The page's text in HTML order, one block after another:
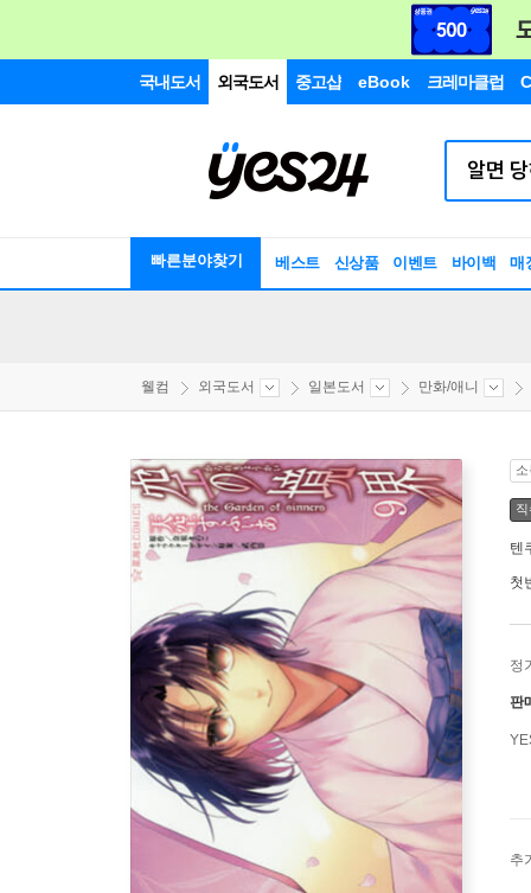
국내도서 외국도서 중고샵 eBook 크레마클럽
빠른분야찾기 베스트 신상품 이벤트 바이백 매
웰컴 외국도서 일본도서 만화/애니
텐
첫
정
판
추